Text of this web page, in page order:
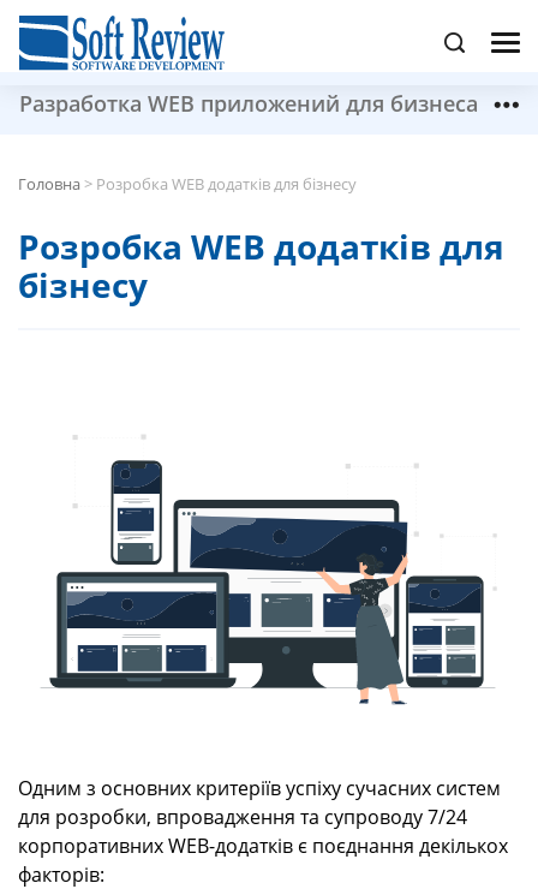
Разработка WEB приложений для бизнеса
Головна> Розробка WEB додатків для бізнесу
Розробка WEB додатків для
бізнесу
Одним з основних критеріїв успіху сучасних систем
для розробки, впровадження та супроводу 7/24
корпоративних WEB-додатків є поєднання декількох
факторів: